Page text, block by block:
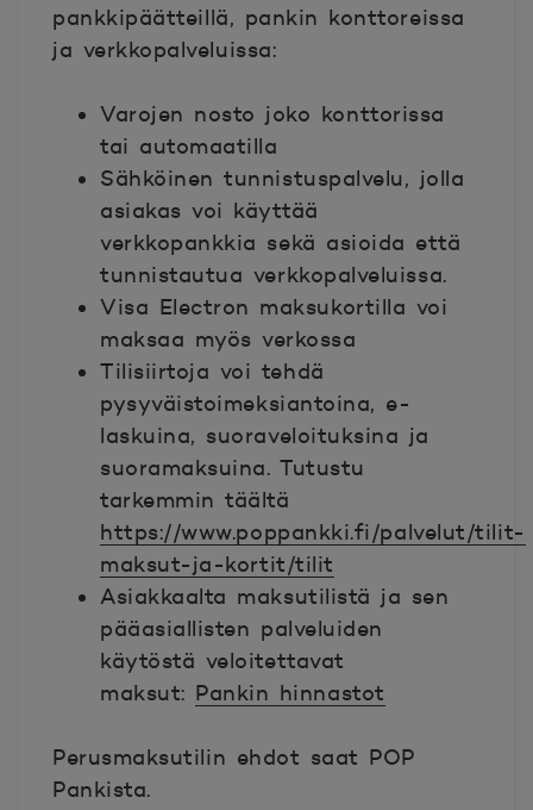
pankkipäätteillä, pankin konttoreissa
ja verkkopalveluissa:
Varojen nosto joko konttorissa
tai automaatilla
Sähköinen tunnistuspalvelu, jolla
asiakas voi käyttää
verkkopankkia sekä asioida että
tunnistautua verkkopalveluissa.
Visa Electron maksukortilla voi
maksaa myös verkossa
Tilisiirtoja voi tehdä
pysyväistoimeksiantoina, e-
laskuina, suoraveloituksina ja
suoramaksuina. Tutustu
tarkemmin täältä
https://www.poppankki.fi/palvelut/tilit-
maksut-ja-kortit/tilit
Asiakkaalta maksutilistä ja sen
pääasiallisten palveluiden
käytöstä veloitettavat
maksut: Pankin hinnastot
Perusmaksutilin ehdot saat POP
Pankista.